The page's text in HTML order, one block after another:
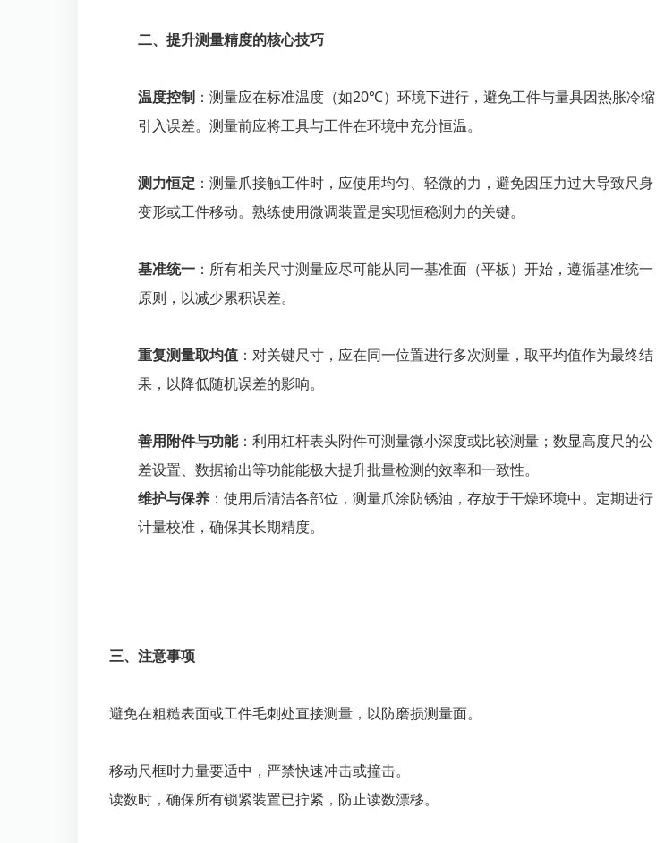
二、提升测量精度的核心技巧
温度控制 ：测量应在标准温度（如20℃）环境下进行，避免工件与量具因热胀冷缩
引入误差。测量前应将工具与工件在环境中充分恒温。
测力恒定 ：测量爪接触工件时，应使用均匀、轻微的力，避免因压力过大导致尺身
变形或工件移动。熟练使用微调装置是实现恒稳测力的关键。
基准统一 ：所有相关尺寸测量应尽可能从同一基准面（平板）开始，遵循基准统一
原则，以减少累积误差。
重复测量取均值 ：对关键尺寸，应在同一位置进行多次测量，取平均值作为最终结
果，以降低随机误差的影响。
善用附件与功能：利用杠杆表头附件可测量微小深度或比较测量；数显高度尺的公
差设置、数据输出等功能能极大提升批量检测的效率和一致性。
维护与保养 ：使用后清洁各部位，测量爪涂防锈油，存放于干燥环境中。定期进行
计量校准，确保其长期精度。
三、注意事项
避免在粗糙表面或工件毛刺处直接测量，以防磨损测量面。
移动尺框时力量要适中，严禁快速冲击或撞击。
读数时，确保所有锁紧装置已拧紧，防止读数漂移。